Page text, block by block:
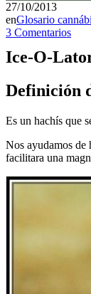
27/10/2013
enGlosario
3 Comentarios
Ice-O-
Definición
Es un hachís que
Nos ayudamos de
facilitara una